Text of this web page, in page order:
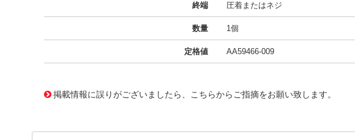
終端 圧着またはネジ
数量 1個
定格値 AA59466-009
掲載情報に誤りがございましたら、こちらからご指摘をお願い致します。